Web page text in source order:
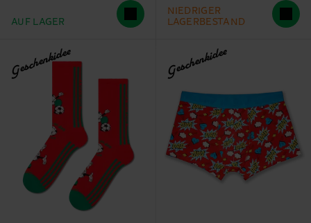
AUF LAGER
NIEDRIGER
LAGERBESTAND
Geschenkidee Geschenkidee